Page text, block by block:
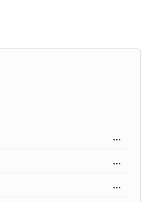
...
...
...